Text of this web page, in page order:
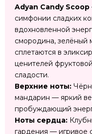
Adyan Candy Scoop
симфонии сладких
вдохновленной
смородина, зелёный
сплетаются в
ценителей
сладости.
Верхние ноты:
мандарин — яркий
пробуждающий
Ноты сердца:
гардения — игривое